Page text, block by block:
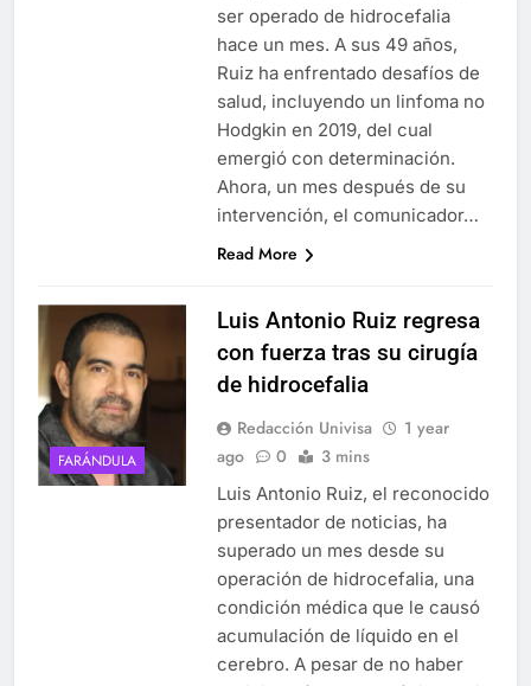
ser operado de hidrocefalia
hace un mes. A sus 49 años,
Ruiz ha enfrentado desafíos de
salud, incluyendo un linfoma no
Hodgkin en 2019, del cual
emergió con determinación.
Ahora, un mes después de su
intervención, el comunicador…
Read More
FARÁNDULA
Luis Antonio Ruiz regresa
con fuerza tras su cirugía
de hidrocefalia
Redacción Univisa
1 year
ago
0 3 mins
Luis Antonio Ruiz, el reconocido
presentador de noticias, ha
superado un mes desde su
operación de hidrocefalia, una
condición médica que le causó
acumulación de líquido en el
cerebro. A pesar de no haber